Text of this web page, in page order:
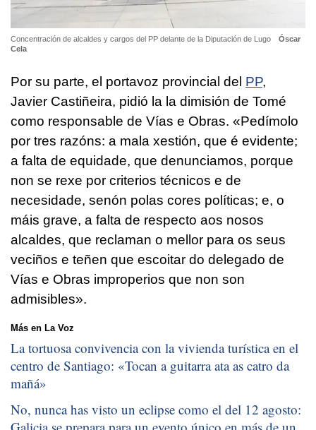
Concentración de alcaldes y cargos del PP delante de la Diputación de Lugo
Óscar
Cela
Por su parte, el portavoz provincial del PP,
Javier Castiñeira, pidió la l a dimisión de Tomé
como responsable de Vías e Obras. «Pedímolo
por tres razóns: a mala xestión, que é evidente;
a falta de equidade, que denunciamos, porque
non se rexe por criterios técnicos e de
necesidade, senón polas cores políticas; e, o
máis grave, a falta de respecto aos nosos
alcaldes, que reclaman o mellor para os seus
veciños e teñen que escoitar do delegado de
Vías e Obras improperios que non son
admisibles».
Más en La Voz
La tortuosa convivencia con la vivienda turística en el
centro de Santiago: «Tocan a guitarra ata as catro da
mañá»
No, nunca has visto un eclipse como el del 12 agosto: